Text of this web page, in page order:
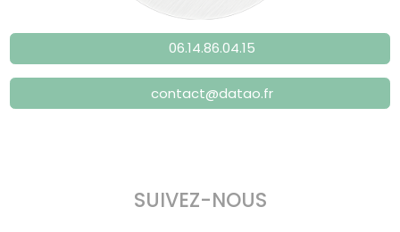
06.14.86.04.15
contact@datao.fr
SUIVEZ-NOUS